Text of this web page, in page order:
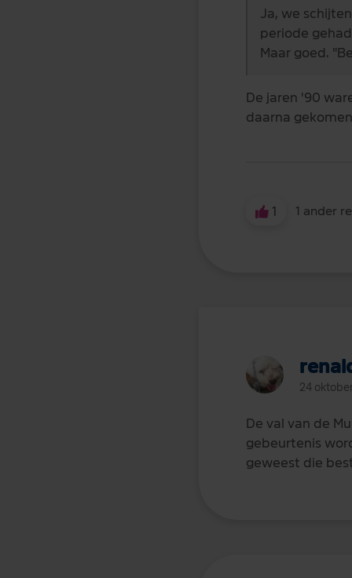
Ja, we
periode gehad
Maar goed.
De jaren '90
daarna
1 1 ander
24
De val van de
gebeurtenis
geweest die